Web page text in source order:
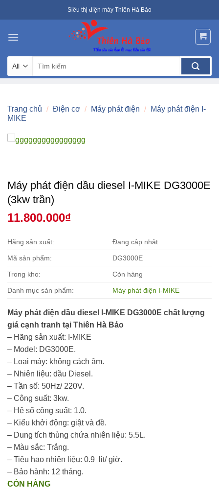
to
Siêu thị điện máy Thiên Hà Bảo
kiếm:
Trang chủ / Điện cơ / Máy phát điện /
Máy phát điện I-
MIKE
Máy phát điện dầu diesel I-MIKE DG3000E
(3kw trần)
11.800.000₫
Hãng sản xuất: Đang cập nhật
Mã sản phẩm: DG3000E
Trong kho: Còn hàng
Danh mục sản phẩm: Máy phát điện I-MIKE
Máy phát điện dầu diesel I-MIKE DG3000E chất lượng
giá cạnh tranh tại Thiên Hà Bảo
– Hãng sản xuất: I-MIKE
– Model: DG3000E.
– Loại máy: không cách âm.
– Nhiên liệu: dầu Diesel.
– Tần số: 50Hz/ 220V.
– Công suất: 3kw.
– Hệ số công suất: 1.0.
– Kiểu khởi động: giật và đề.
– Dung tích thùng chứa nhiên liệu: 5.5L.
– Màu sắc: Trắng.
– Tiêu hao nhiên liệu: 0.9 lit/ giờ.
– Bảo hành: 12 tháng.
CÒN HÀNG